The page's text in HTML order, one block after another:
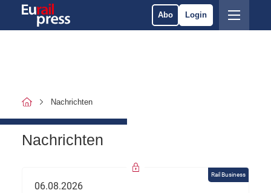
Abo Login
Nachrichten
Nachrichten
Rail Business
06.08.2026